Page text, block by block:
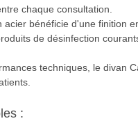
chaque consultation.
acier bénéficie d'une finition
de désinfection
techniques, le divan
: